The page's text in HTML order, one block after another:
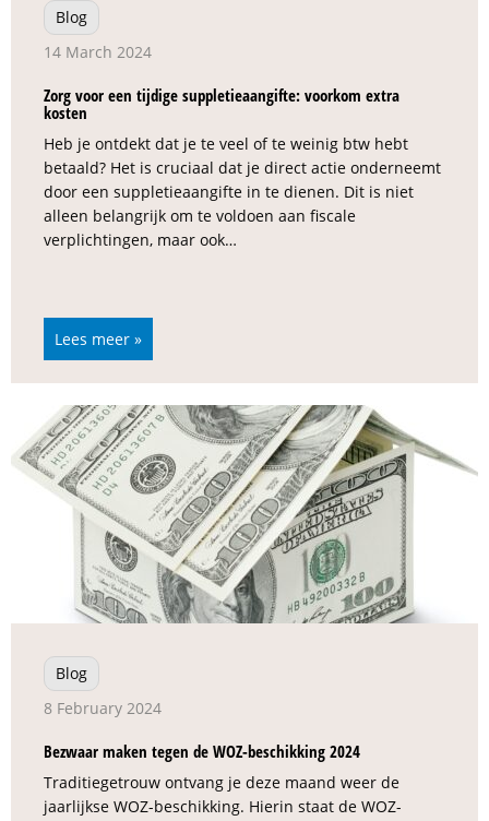
Blog
14 March 2024
Zorg voor een tijdige suppletieaangifte: voorkom extra
kosten
Heb je ontdekt dat je te veel of te weinig btw hebt
betaald? Het is cruciaal dat je direct actie onderneemt
door een suppletieaangifte in te dienen. Dit is niet
alleen belangrijk om te voldoen aan fiscale
verplichtingen, maar ook…
Lees meer »
Blog
8 February 2024
Bezwaar maken tegen de WOZ-beschikking 2024
Traditiegetrouw ontvang je deze maand weer de
jaarlijkse WOZ-beschikking. Hierin staat de WOZ-